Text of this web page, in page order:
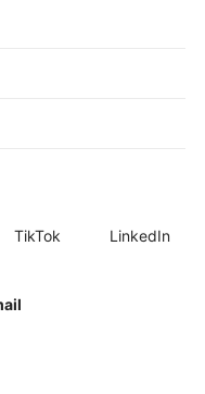
TikTok LinkedIn